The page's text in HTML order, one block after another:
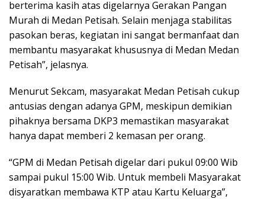
berterima kasih atas digelarnya Gerakan Pangan
Murah di Medan Petisah. Selain menjaga stabilitas
pasokan beras, kegiatan ini sangat bermanfaat dan
membantu masyarakat khususnya di Medan Medan
Petisah”, jelasnya.
Menurut Sekcam, masyarakat Medan Petisah cukup
antusias dengan adanya GPM, meskipun demikian
pihaknya bersama DKP3 memastikan masyarakat
hanya dapat memberi 2 kemasan per orang.
“GPM di Medan Petisah digelar dari pukul 09:00 Wib
sampai pukul 15:00 Wib. Untuk membeli Masyarakat
disyaratkan membawa KTP atau Kartu Keluarga”,